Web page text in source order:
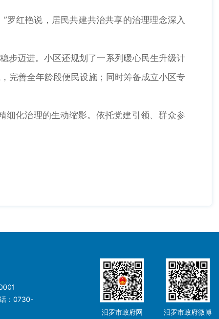
红艳说，居民共建共治共享的治理理念深入
迈进。小区还规划了一系列暖心民生升级计
完善全年龄段便民设施；同时筹备成立小区专
化治理的生动缩影。依托党建引领、群众参
：0730-
汨罗市政府网
汨罗市政府微博